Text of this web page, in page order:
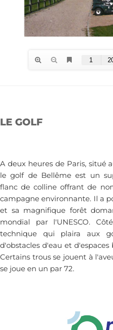
LE GOLF
A deux heures de Paris, situé
le golf de Bellême est un
flanc de colline offrant de
campagne environnante. Il a
et sa magnifique forêt
mondial par l'UNESCO.
technique qui plaira aux
d'obstacles d'eau et
Certains trous se jouent à
se joue en un par 72.